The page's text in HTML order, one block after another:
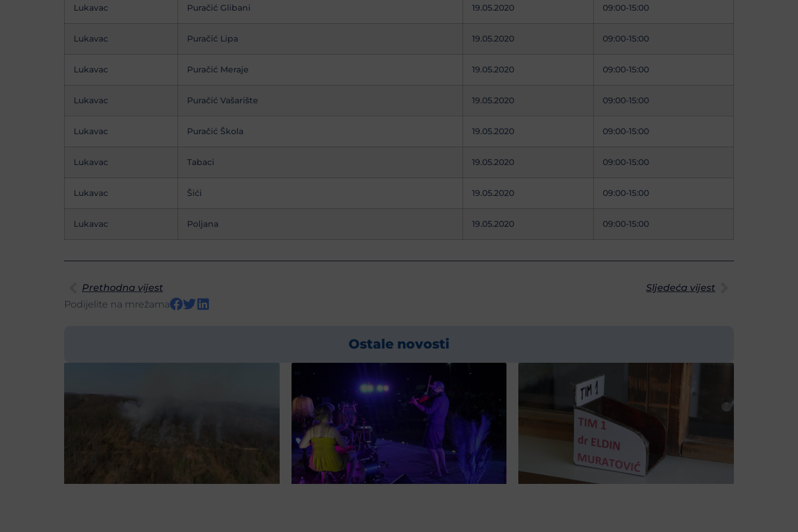
Lukavac Puračić Glibani 19.05.2020 09:00-15:00
Lukavac Puračić Lipa 19.05.2020 09:00-15:00
Lukavac Puračić Meraje 19.05.2020 09:00-15:00
Lukavac Puračić Vašarište 19.05.2020 09:00-15:00
Lukavac Puračić Škola 19.05.2020 09:00-15:00
Lukavac Tabaci 19.05.2020 09:00-15:00
Lukavac Šići 19.05.2020 09:00-15:00
Lukavac Poljana 19.05.2020 09:00-15:00
Prethodna vijest
Sljedeća vijest
Podijelite na mrežama
Ostale novosti